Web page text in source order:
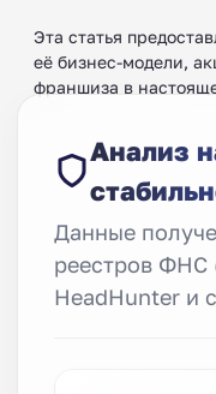
Эта статья
её бизнес-модели,
франшиза в
Анализ
Данные
реестров ФНС
HeadHunter и